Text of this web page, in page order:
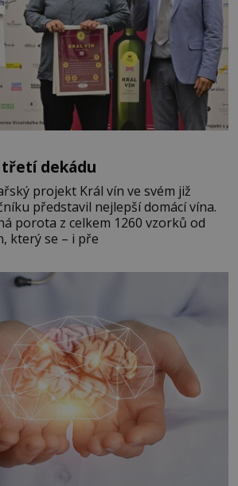
třetí dekádu
projekt Král vín ve svém již
představil nejlepší domácí vína.
porota z celkem 1260 vzorků od
Král vín, který se – i pře